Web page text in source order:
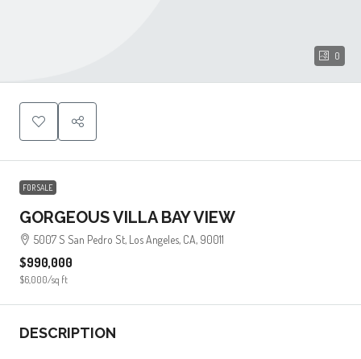
0
FOR SALE
GORGEOUS VILLA BAY VIEW
5007 S San Pedro St, Los Angeles, CA, 90011
$990,000
$6,000/sq ft
DESCRIPTION